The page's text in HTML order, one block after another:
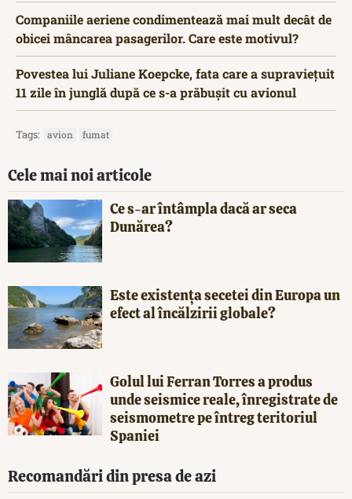
Companiile aeriene condimentează mai mult decât de
obicei mâncarea pasagerilor. Care este motivul?
Povestea lui Juliane Koepcke, fata care a supraviețuit
11 zile în junglă după ce s-a prăbușit cu avionul
Tags: avion fumat
Cele mai noi articole
Ce s-ar întâmpla dacă ar seca
Dunărea?
Este existența secetei din Europa un
efect al încălzirii globale?
Golul lui Ferran Torres a produs
unde seismice reale, înregistrate de
seismometre pe întreg teritoriul
Spaniei
Recomandări din presa de azi